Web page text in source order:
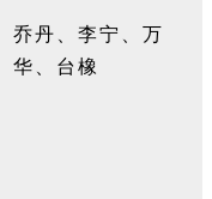
乔丹、李宁、万
华、台橡